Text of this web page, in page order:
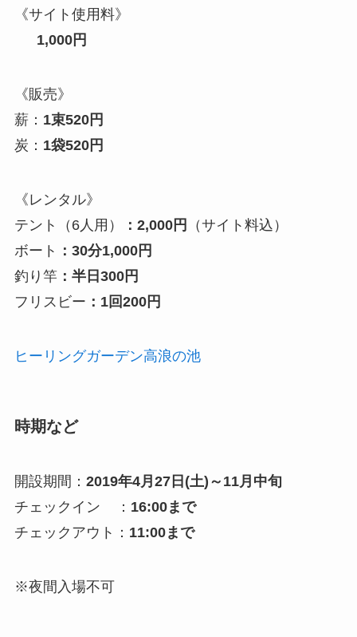
《サイト使用料》
1,000円
《販売》
薪： 1束520円
炭： 1袋520円
《レンタル》
テント（6人用）
：2,000円
（サイト料込）
ボート ：30分1,000円
釣り竿：半日300円
フリスビー ：1回200円
ヒーリングガーデン高浪の池
時期など
開設期間： 2019年4月27日(土)～11月中旬
チェックイン ： 16:00まで
チェックアウト： 11:00まで
※夜間入場不可